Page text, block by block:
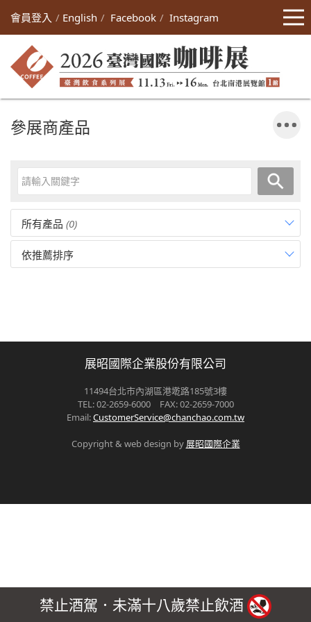
會員登入 English Facebook Instagram
參展商產品
所有產品 (0)
依推薦排序
展昭國際企業股份有限公司
11494台北市內湖區港墘路185號3樓
TEL: 02-2659-6000 FAX: 02-2659-7000
Email:CustomerService@chanchao.com.tw
Copyright & web design by 展昭國際企業
禁止酒駕．未滿十八歲禁止飲酒